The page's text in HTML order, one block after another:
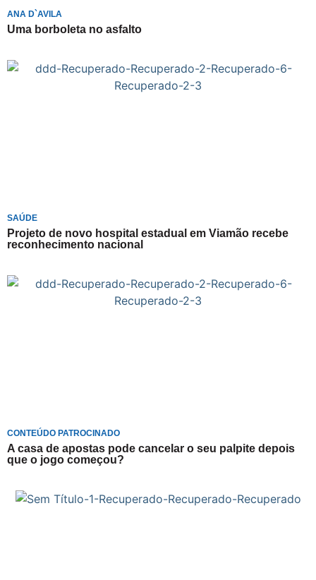
ANA D`AVILA
Uma borboleta no asfalto
SAÚDE
Projeto de novo hospital estadual em Viamão recebe
reconhecimento nacional
CONTEÚDO PATROCINADO
A casa de apostas pode cancelar o seu palpite depois
que o jogo começou?